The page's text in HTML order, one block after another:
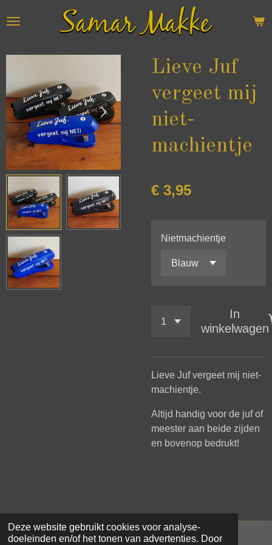
Deze website gebruikt cookies voor analyse-
doeleinden en/of het tonen van advertenties. Door
direct
de
Lieve Juf
vergeet mij
niet-
machientje
€ 3,95
Nietmachientje
In
winkelwagen
Lieve Juf vergeet mij niet-
machientje.
Altijd handig voor de juf of
meester aan beide zijden
en bovenop bedrukt!
© 2021 - 2026 Samar Makke